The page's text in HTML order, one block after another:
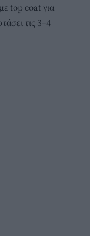
top coat για
τις 3–4